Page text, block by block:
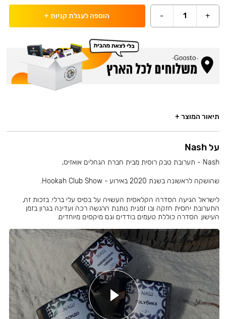
+
1
- הוספה לעגלת קניות +
תיאור המוצר +
על Nash
Nash - תערובת טבק רוסית מבית חברת הגחלים אואזיס,
שהושקה לראשונה בשנת 2020 באירוע - Hookah Club Show.
לישראל הגיעה הסדרה הקלאסית העשויה על בסיס עלי ברלי. בזכות זה,
התערובת יחסית חזקה ובו זמנית נותנת הרגשה רכה ועדינה בגרון בזמן
העישון. הסדרה כוללת טעמים בודדים וגם מיקסים מיוחדים.